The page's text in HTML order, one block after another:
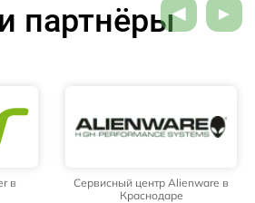
партнёры
в
Сервисный центр Alienware в
Краснодаре